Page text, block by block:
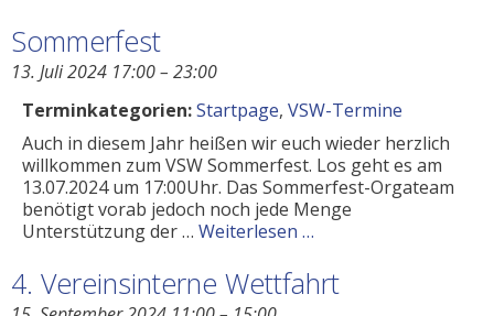
Sommerfest
13. Juli 2024 17:00– 23:00
Terminkategorien:Startpage, VSW-Termine
Auch in diesem Jahr heißen wir euch wieder herzlich
willkommen zum VSW Sommerfest. Los geht es am
13.07.2024 um 17:00Uhr. Das Sommerfest-Orgateam
benötigt vorab jedoch noch jede Menge
Unterstützung der … Weiterlesen …
4. Vereinsinterne Wettfahrt